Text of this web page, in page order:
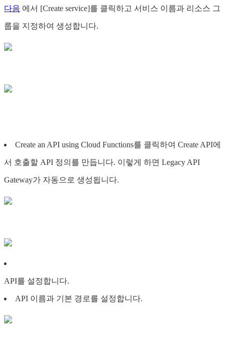
다음 에서 [Create service]를 클릭하고 서비스 이름과 리소스 그
룹을 지정하여 생성합니다.
Create an API using Cloud Functions를 클릭하여 Create API에
서 호출할 API 정의를 만듭니다. 이렇게 하면 Legacy API
Gateway가 자동으로 생성됩니다.
API를 설정합니다.
API 이름과 기본 경로를 설정합니다.